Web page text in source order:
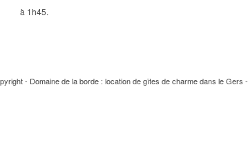
à 1h45.
- Domaine de la borde : location de gîtes de charme dans le Gers -